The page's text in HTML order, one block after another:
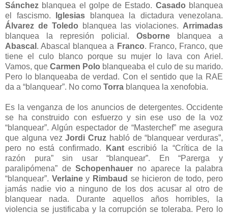
Sánchez blanquea el golpe de Estado. Casado blanquea
el fascismo.
Iglesias
blanquea la dictadura venezolana.
Álvarez de Toledo blanquea las violaciones. Arrimadas
blanquea la represión policial. Osborne
blanquea a
Abascal . Abascal blanquea a Franco. Franco, Franco, que
tiene el culo blanco porque su mujer lo lava con Ariel.
Vamos, queCarmen Polo blanqueaba el culo de su marido.
Pero lo blanqueaba de verdad. Con el sentido que la RAE
da a “blanquear”. No como Torra blanquea la xenofobia.
Es la venganza de los anuncios de detergentes. Occidente
se ha construido con esfuerzo y sin ese uso de la voz
“blanquear”. Algún espectador de “Masterchef” me asegura
que alguna vezJordi Cruz habló de “blanquear verduras”,
pero no está confirmado.
Kantescribió la “Crítica de la
razón pura” sin usar “blanquear”. En “Parerga y
paralipómena” de Schopenhauer no aparece la palabra
“blanquear”. Verlainey Rimbaud se hicieron de todo, pero
jamás nadie vio a ninguno de los dos acusar al otro de
blanquear nada. Durante aquellos años horribles, la
violencia se justificaba y la corrupción se toleraba. Pero lo